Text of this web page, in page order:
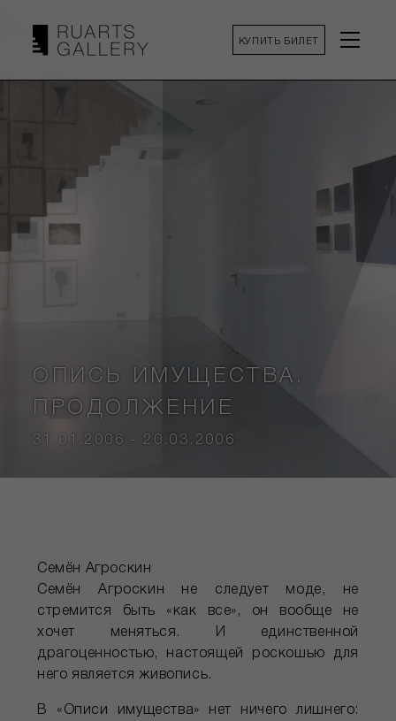
КУПИТЬ БИЛЕТ
ОПИСЬ ИМУЩЕСТВА.
ПРОДОЛЖЕНИЕ
31.01.2006 - 20.03.2006
Семён Агроскин
Семён Агроскин не следует моде, не
стремится быть «как все», он вообще не
хочет меняться. И единственной
драгоценностью, настоящей роскошью для
него является живопись.
В «Описи имущества» нет ничего лишнего: